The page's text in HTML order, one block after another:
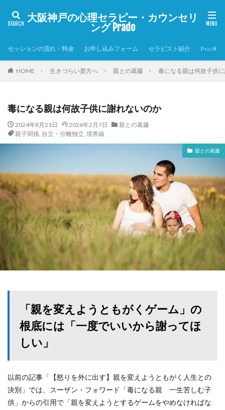
大阪神戸の心理セラピー・カウンセリ
ング Prado
セッションの流れ・料金 お申し込みフォーム セラピスト紹介 Pradoへ
HOME 生きづらい貴方へ 親との葛藤 毒になる親は何故子供
毒になる親は何故子供に謝れないのか
2024年8月21日 2026年2月7日
親との葛藤
親子関係, 自立・分離独立, 境界線
親との葛藤
「親を変えようともがくゲーム」の
根底には「一度でいいから謝ってほ
しい」
以前の記事「【怒りを外に出す】親を変えようともがく人生との
決別」では、スーザン・フォワード「毒になる親 一生苦しむ子
供」からの引用で「親を変えようとするゲームをやめなければな